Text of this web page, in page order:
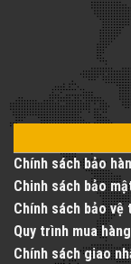
Chính sách bảo
Chinh sách bảo
Chính sách bảo
Quy trình mua hàng
Chính sách giao